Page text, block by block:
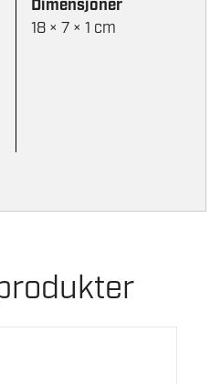
Dimensjoner
18 × 7 × 1 cm